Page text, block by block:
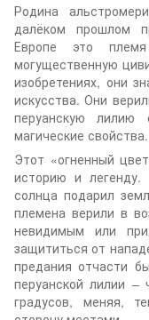
Родина
далёком прошлом
Европе это
могущественную
изобретениях, они
искусства. Они
перуанскую лилию
магические свойства.
Этот «огненный
историю и легенду.
солнца подарил
племена верили в
невидимым или
защититься от
предания отчасти
перуанской лилии –
градусов, меняя,